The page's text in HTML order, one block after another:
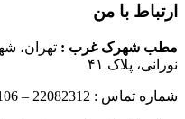
ارتباط با من
مطب شهرک غرب : تهران،
نورانی، پلاک ۴۱
شماره تماس : 22082312 – 22386106